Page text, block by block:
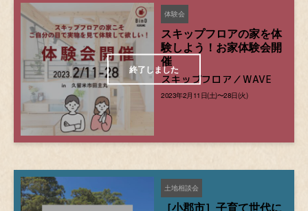
体験会
スキップフロアの家を体
験しよう！お家体験会開
催
スキップフロア／WAVE
2023年2月11日(土)〜28日(火)
土地相談会
［小郡市］子育て世代に